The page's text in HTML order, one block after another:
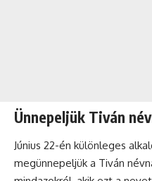
Ünnepeljük Tiván
Június 22-én különleges
megünnepeljük a Tiván